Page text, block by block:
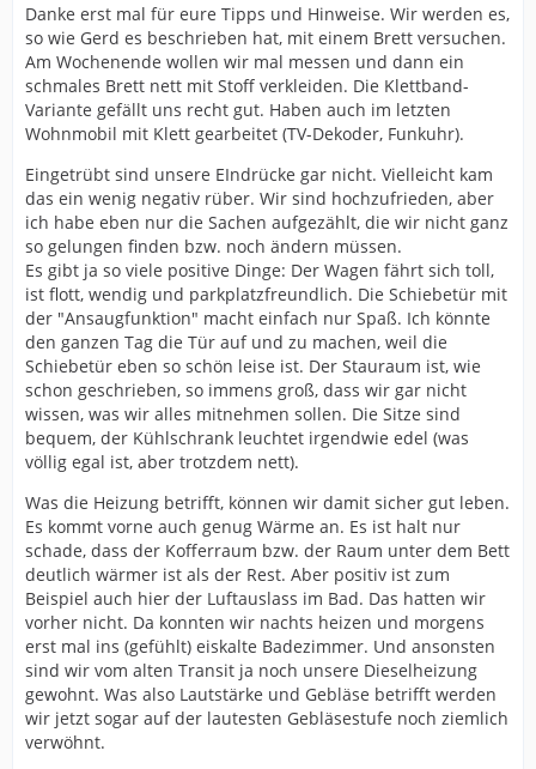
Danke erst mal für eure Tipps und Hinweise. Wir werden es,
so wie Gerd es beschrieben hat, mit einem Brett versuchen.
Am Wochenende wollen wir mal messen und dann ein
schmales Brett nett mit Stoff verkleiden. Die Klettband-
Variante gefällt uns recht gut. Haben auch im letzten
Wohnmobil mit Klett gearbeitet (TV-Dekoder, Funkuhr).
Eingetrübt sind unsere EIndrücke gar nicht. Vielleicht kam
das ein wenig negativ rüber. Wir sind hochzufrieden, aber
ich habe eben nur die Sachen aufgezählt, die wir nicht ganz
so gelungen finden bzw. noch ändern müssen.
Es gibt ja so viele positive Dinge: Der Wagen fährt sich toll,
ist flott, wendig und parkplatzfreundlich. Die Schiebetür mit
der "Ansaugfunktion" macht einfach nur Spaß. Ich könnte
den ganzen Tag die Tür auf und zu machen, weil die
Schiebetür eben so schön leise ist. Der Stauraum ist, wie
schon geschrieben, so immens groß, dass wir gar nicht
wissen, was wir alles mitnehmen sollen. Die Sitze sind
bequem, der Kühlschrank leuchtet irgendwie edel (was
völlig egal ist, aber trotzdem nett).
Was die Heizung betrifft, können wir damit sicher gut leben.
Es kommt vorne auch genug Wärme an. Es ist halt nur
schade, dass der Kofferraum bzw. der Raum unter dem Bett
deutlich wärmer ist als der Rest. Aber positiv ist zum
Beispiel auch hier der Luftauslass im Bad. Das hatten wir
vorher nicht. Da konnten wir nachts heizen und morgens
erst mal ins (gefühlt) eiskalte Badezimmer. Und ansonsten
sind wir vom alten Transit ja noch unsere Dieselheizung
gewohnt. Was also Lautstärke und Gebläse betrifft werden
wir jetzt sogar auf der lautesten Gebläsestufe noch ziemlich
verwöhnt.